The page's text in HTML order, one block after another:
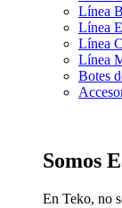
Línea
Línea
Línea
Línea
Botes
Somos
En Teko, no